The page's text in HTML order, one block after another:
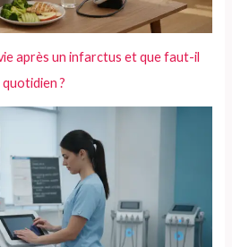
après un infarctus et que faut-il
?